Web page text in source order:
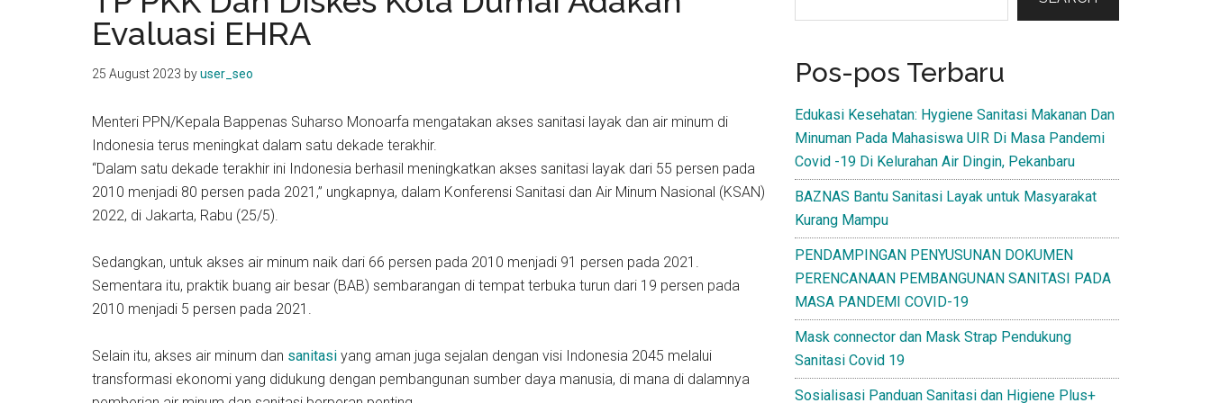
kit
indonesia
Evaluasi EHRA
25 August 2023 byuser_seo
Menteri PPN/Kepala Bappenas Suharso Monoarfa mengatakan akses sanitasi layak dan air minum di
Indonesia terus meningkat dalam satu dekade terakhir.
“Dalam satu dekade terakhir ini Indonesia berhasil meningkatkan akses sanitasi layak dari 55 persen pada
2010 menjadi 80 persen pada 2021,” ungkapnya, dalam Konferensi Sanitasi dan Air Minum Nasional (KSAN)
2022, di Jakarta, Rabu (25/5).
Sedangkan, untuk akses air minum naik dari 66 persen pada 2010 menjadi 91 persen pada 2021.
Sementara itu, praktik buang air besar (BAB) sembarangan di tempat terbuka turun dari 19 persen pada
2010 menjadi 5 persen pada 2021.
Selain itu, akses air minum dan sanitasi yang aman juga sejalan dengan visi Indonesia 2045 melalui
transformasi ekonomi yang didukung dengan pembangunan sumber daya manusia, di mana di dalamnya
Pos-pos Terbaru
Edukasi Kesehatan: Hygiene Sanitasi Makanan Dan
Minuman Pada Mahasiswa UIR Di Masa Pandemi
Covid -19 Di Kelurahan Air Dingin, Pekanbaru
BAZNAS Bantu Sanitasi Layak untuk Masyarakat
Kurang Mampu
PENDAMPINGAN PENYUSUNAN DOKUMEN
PERENCANAAN PEMBANGUNAN SANITASI PADA
MASA PANDEMI COVID-19
Mask connector dan Mask Strap Pendukung
Sanitasi Covid 19
Sosialisasi Panduan Sanitasi dan Higiene Plus+